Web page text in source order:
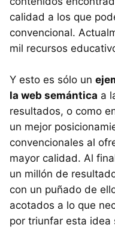
calidad a los que
convencional.
mil recursos
Y esto es sólo un
la web semántica a
resultados, o como
un mejor
convencionales al
mayor calidad. Al
un millón de
con un puñado de
acotados a lo que
por triunfar esta idea